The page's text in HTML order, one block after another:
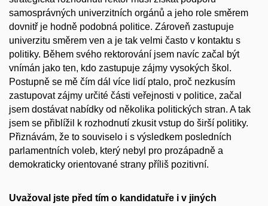
samosprávných univerzitních orgánů a jeho role směrem
dovnitř je hodně podobná politice. Zároveň zastupuje
univerzitu směrem ven a je tak velmi často v kontaktu s
politiky. Během svého rektorování jsem navíc začal být
vnímán jako ten, kdo zastupuje zájmy vysokých škol.
Postupně se mě čím dál více lidí ptalo, proč nezkusím
zastupovat zájmy určité části veřejnosti v politice, začal
jsem dostávat nabídky od několika politických stran. A tak
jsem se přiblížil k rozhodnutí zkusit vstup do širší politiky.
Přiznávám, že to souviselo i s výsledkem posledních
parlamentních voleb, který nebyl pro prozápadně a
demokraticky orientované strany příliš pozitivní.
Uvažoval jste před tím o kandidatuře i v jiných